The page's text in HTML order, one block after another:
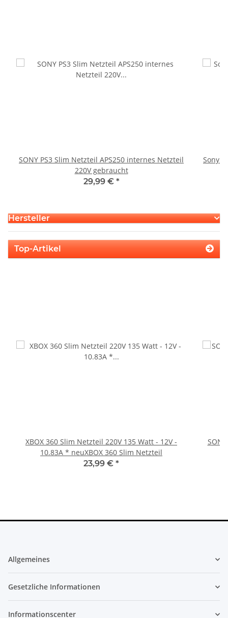
SONY PS3 Slim Netzteil APS250 internes Netzteil
220V gebraucht
29,99 € *
Sony
Hersteller
Top-Artikel
XBOX 360 Slim Netzteil 220V 135 Watt - 12V -
10.83A * neuXBOX 360 Slim Netzteil
23,99 € *
Allgemeines
Gesetzliche Informationen
Informationscenter